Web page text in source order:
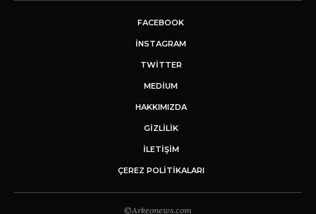
FACEBOOK
INSTAGRAM
TWITTER
MEDIUM
HAKKIMIZDA
GİZLİLİK
İLETIŞIM
ÇEREZ POLITIKALARI
©Arkeonews.com